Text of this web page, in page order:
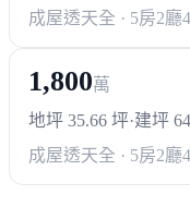
成屋透天全 · 5房2廳
1,800萬
地坪 35.66 坪·建坪
成屋透天全 · 5房2廳